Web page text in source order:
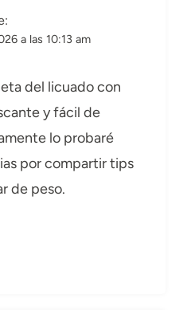
a las 10:13 am
del licuado con
y fácil de
lo probaré
por compartir tips
de peso.